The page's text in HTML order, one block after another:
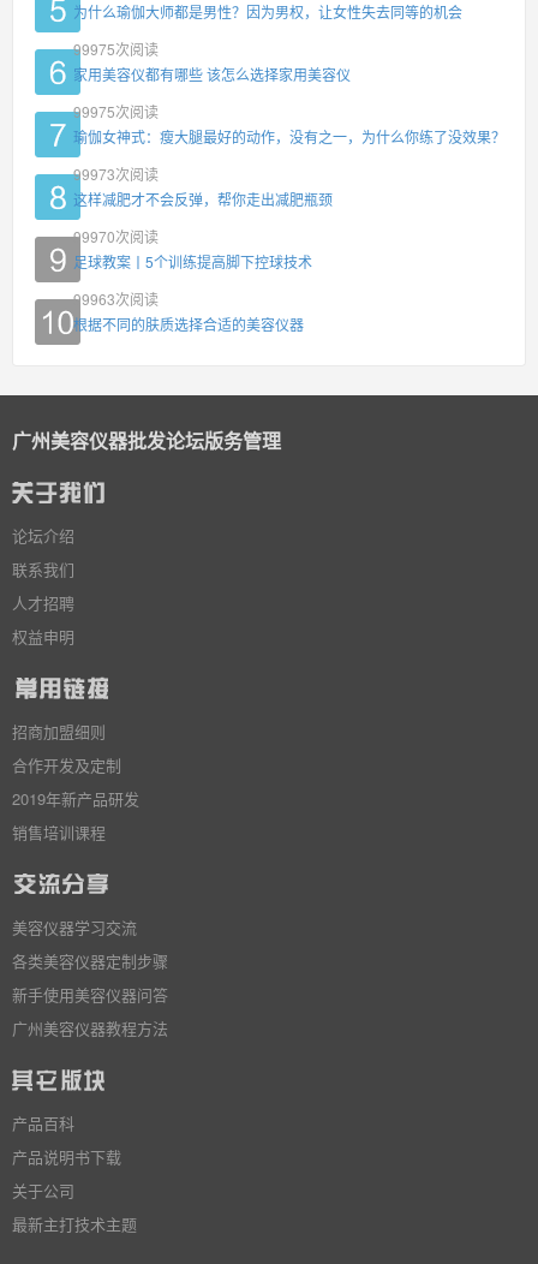
为什么瑜伽大师都是男性？因为男权，让女性失去同等的机会
99975次阅读
家用美容仪都有哪些 该怎么选择家用美容仪
99975次阅读
瑜伽女神式：瘦大腿最好的动作，没有之一，为什么你练了没效果？
99973次阅读
这样减肥才不会反弹，帮你走出减肥瓶颈
99970次阅读
足球教案丨5个训练提高脚下控球技术
99963次阅读
根据不同的肤质选择合适的美容仪器
广州美容仪器批发论坛版务管理
论坛介绍
联系我们
人才招聘
权益申明
招商加盟细则
合作开发及定制
2019年新产品研发
销售培训课程
美容仪器学习交流
各类美容仪器定制步骤
新手使用美容仪器问答
广州美容仪器教程方法
产品百科
产品说明书下载
关于公司
最新主打技术主题